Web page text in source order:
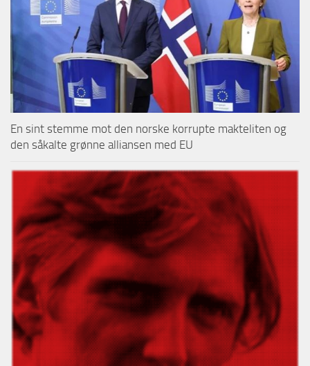
En sint stemme mot den norske korrupte makteliten og
den såkalte grønne alliansen med EU